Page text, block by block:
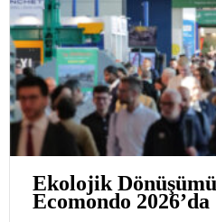
Ekolojik
Ecomondo 2026’da